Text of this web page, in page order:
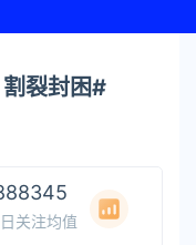
裂封困#
关注均值